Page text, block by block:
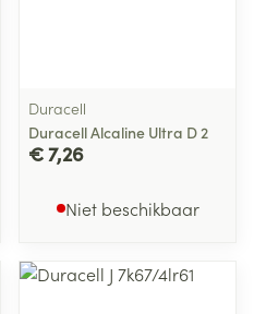
Duracell
Duracell Alcaline Ultra D 2
€ 7,26
Niet beschikbaar